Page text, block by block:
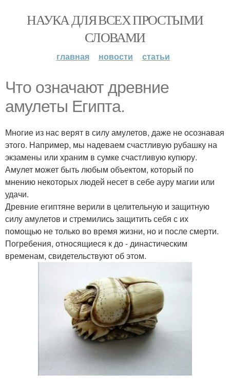
НАУКА ДЛЯ ВСЕХ ПРОСТЫМИ
СЛОВАМИ
главная новости статьи
Что означают древние
амулеты Египта.
Многие из нас верят в силу амулетов, даже не осознавая
этого. Например, мы надеваем счастливую рубашку на
экзамены или храним в сумке счастливую купюру.
Амулет может быть любым объектом, который по
мнению некоторых людей несет в себе ауру магии или
удачи.
Древние египтяне верили в целительную и защитную
силу амулетов и стремились защитить себя с их
помощью не только во время жизни, но и после смерти.
Погребения, относящиеся к до - династическим
временам, свидетельствуют об этом.